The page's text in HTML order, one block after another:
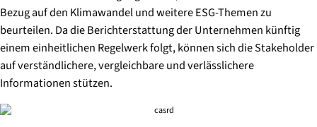
Bezug auf den Klimawandel und weitere ESG-Themen zu
beurteilen. Da die Berichterstattung der Unternehmen künftig
einem einheitlichen Regelwerk folgt, können sich die Stakeholder
auf verständlichere, vergleichbare und verlässlichere
Informationen stützen.